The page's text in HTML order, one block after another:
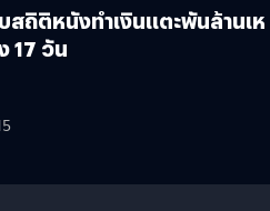
สถิติหนังทำเงินแตะพันล้านเห
17 วัน